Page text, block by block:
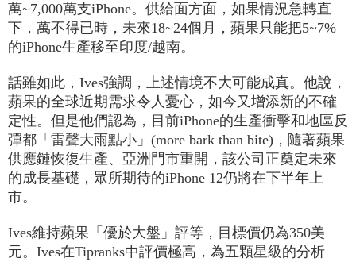
萬~7,000萬支iPhone。供給面方面，如果情況急轉直
下，萬不得已時，未來18~24個月，蘋果只能把5~7%
的iPhone生產移至印度/越南。
話雖如此，Ives強調，上述情境不大可能成真。他說，
蘋果的全球近期需求令人憂心，如今又增添新的不確
定性。但是他們認為，目前iPhone的生產衝擊和地區反
彈都「雷聲大雨點小」(more bark than bite)，隨著蘋果
供應鏈恢復生產、亞洲門市重開，該公司正奠定未來
的成長基礎，眾所期待的iPhone 12仍將在下半年上
市。
Ives維持蘋果「優於大盤」評等，目標價仍為350美
元。Ives在Tipranks中評價極高，為五顆星級的分析